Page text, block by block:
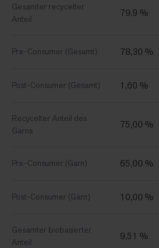
Gesamter recycelter
Anteil
79.9 %
Pre-Consumer (Gesamt) 78,30 %
Post-Consumer (Gesamt) 1,60 %
Recycelter Anteil des
Garns
75,00 %
Pre-Consumer (Garn) 65,00 %
Post-Consumer (Garn) 10,00 %
Gesamter biobasierter
Anteil
9,51 %